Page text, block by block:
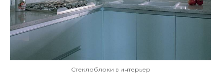
Стеклоблоки в интерьер